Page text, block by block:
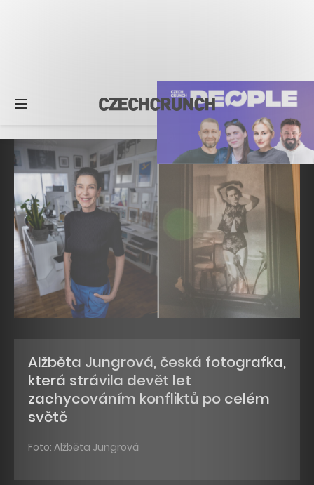
Alžběta Jungrová, česká fotografka,
která strávila devět let
zachycováním konfliktů po celém
světě
Foto: Alžběta Jungrová